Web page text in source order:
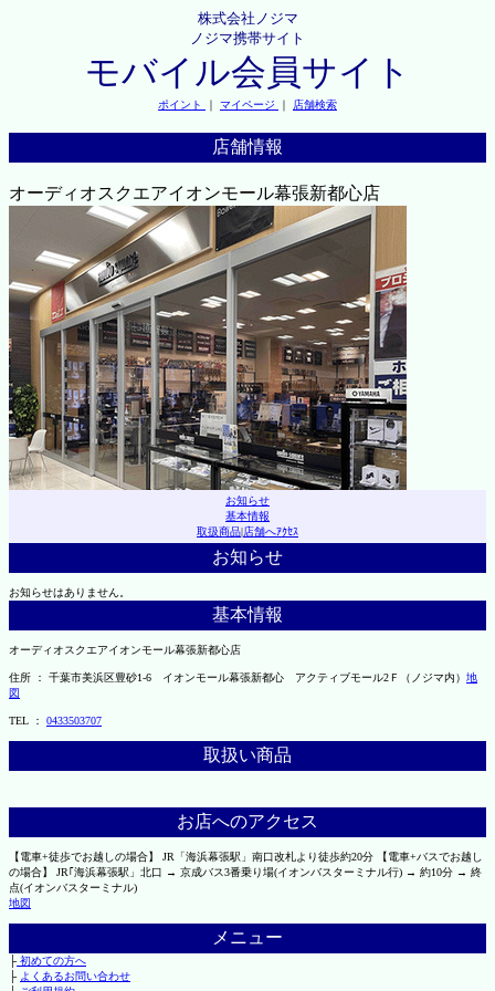
株式会社ノジマ
ノジマ携帯サイト
モバイル会員サイト
ポイント ｜ マイページ ｜ 店舗検索
店舗情報
オーディオスクエアイオンモール幕張新都心店
お知らせ
基本情報
取扱商品|店舗へｱｸｾｽ
お知らせ
お知らせはありません。
基本情報
オーディオスクエアイオンモール幕張新都心店
住所 ： 千葉市美浜区豊砂1-6 イオンモール幕張新都心 アクティブモール2Ｆ（ノジマ内） 地
図
TEL ： 0433503707
取扱い商品
お店へのアクセス
【電車+徒歩でお越しの場合】 JR「海浜幕張駅」南口改札より徒歩約20分 【電車+バスでお越し
の場合】 JR｢海浜幕張駅」北口 → 京成バス3番乗り場(イオンバスターミナル行) → 約10分 → 終
点(イオンバスターミナル)
地図
メニュー
├初めての方へ
├ よくあるお問い合わせ